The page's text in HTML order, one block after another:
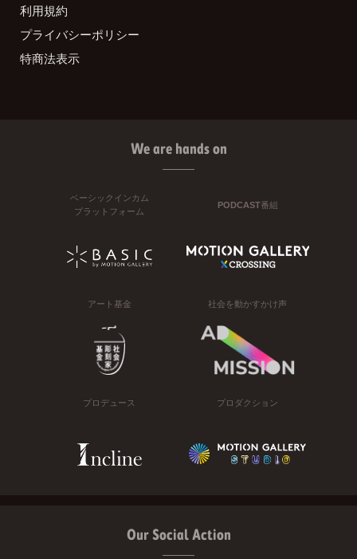
利用規約
プライバシーポリシー
特商法表示
We are hands on
ベーシックインカム
プラットフォーム
PODCAST番組
アート基金 社会を動かすかけ声
プロデュース プロダクション
Our Social Action